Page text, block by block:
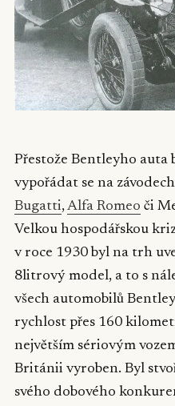
Přestože Bentleyho auta
vypořádat se na
Bugatti,Alfa Romeo či
Velkou hospodářskou
v roce 1930 byl na trh
8litrový model, a to s
všech automobilů
rychlost přes 160
největším sériovým
Británii vyroben. Byl
svého dobového